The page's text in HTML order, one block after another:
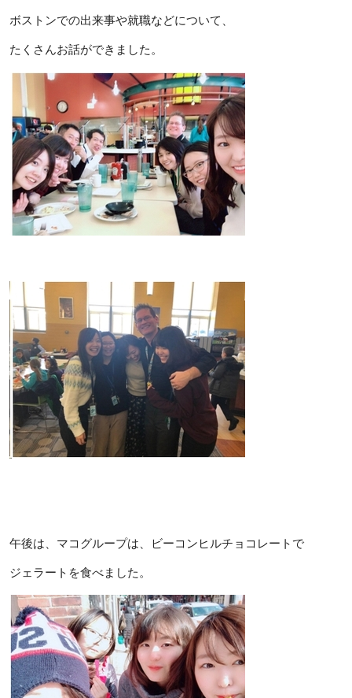
ボストンでの出来事や就職などについて、
たくさんお話ができました。
午後は、マコグループは、ビーコンヒルチョコレートで
ジェラートを食べました。